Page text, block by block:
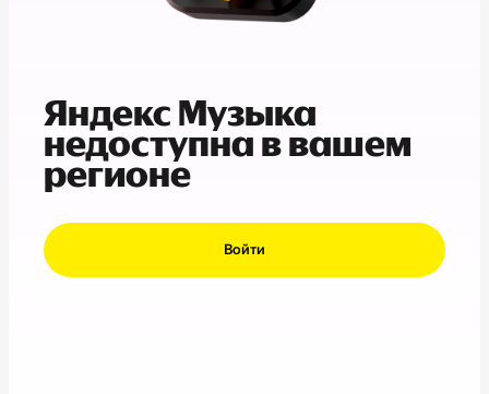
Яндекс Музыка
недоступна в вашем
регионе
Войти